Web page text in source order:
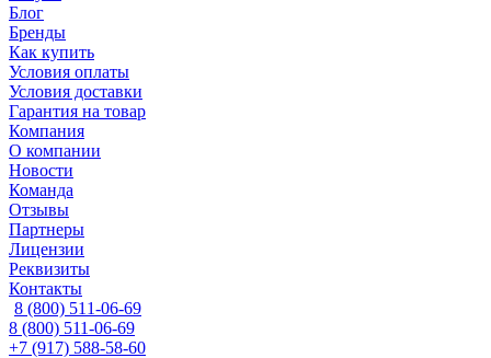
Блог
Бренды
Как купить
Условия оплаты
Условия доставки
Гарантия на товар
Компания
О компании
Новости
Команда
Отзывы
Партнеры
Лицензии
Реквизиты
Контакты
8 (800) 511-06-69
8 (800) 511-06-69
+7 (917) 588-58-60